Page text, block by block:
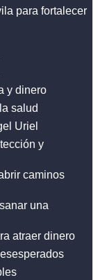
para fortalecer
y dinero
salud
Uriel
y
caminos
una
atraer dinero